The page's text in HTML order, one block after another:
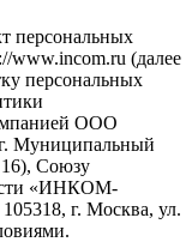
персональных
www.incom.ru (далее
персональных
ООО
Муниципальный
Союзу
«ИНКОМ-
г. Москва, ул.